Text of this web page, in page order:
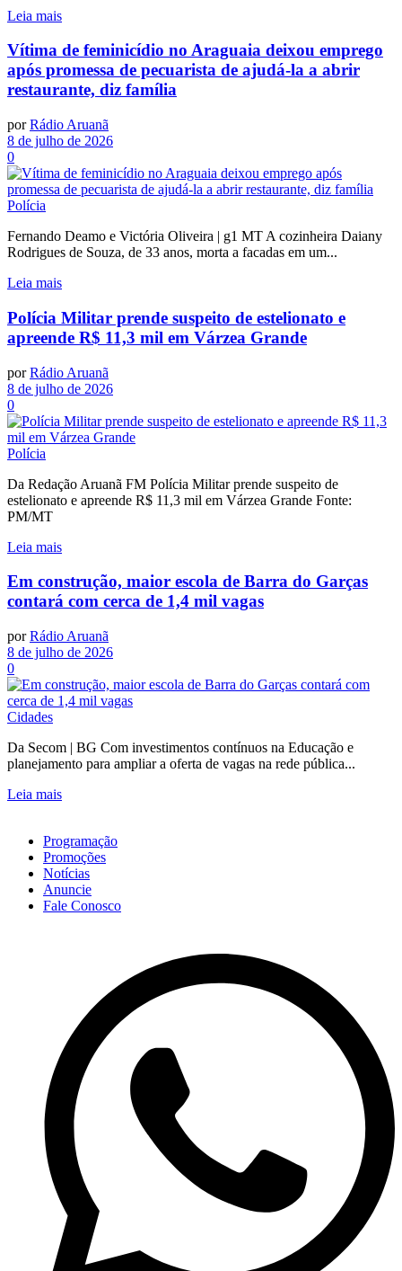
Leia mais
Vítima de feminicídio no Araguaia deixou emprego
após promessa de pecuarista de ajudá-la a abrir
restaurante, diz família
por Rádio Aruanã
8 de julho de 2026
0
Polícia
Fernando Deamo e Victória Oliveira | g1 MT A cozinheira Daiany
Rodrigues de Souza, de 33 anos, morta a facadas em um...
Leia mais
Polícia Militar prende suspeito de estelionato e
apreende R$ 11,3 mil em Várzea Grande
por Rádio Aruanã
8 de julho de 2026
0
Polícia
Da Redação Aruanã FM Polícia Militar prende suspeito de
estelionato e apreende R$ 11,3 mil em Várzea Grande Fonte:
PM/MT
Leia mais
Em construção, maior escola de Barra do Garças
contará com cerca de 1,4 mil vagas
por Rádio Aruanã
8 de julho de 2026
0
Cidades
Da Secom | BG Com investimentos contínuos na Educação e
planejamento para ampliar a oferta de vagas na rede pública...
Leia mais
Programação
Promoções
Notícias
Anuncie
Fale Conosco